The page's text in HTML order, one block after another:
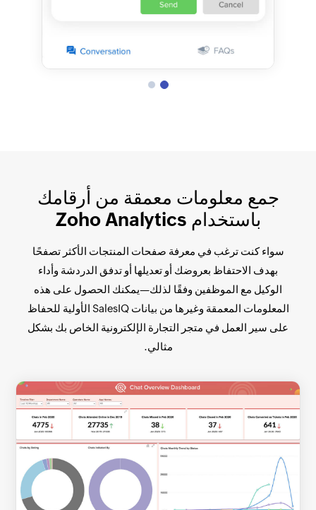
جمع معلومات معمقة من أرقامك
باستخدام Zoho Analytics
سواء كنت ترغب في معرفة صفحات المنتجات الأكثر تصفحًا
بهدف الاحتفاظ بعروضك أو تعديلها أو تدفق الدردشة وأداء
الوكيل مع الموظفين وفقًا لذلك—يمكنك الحصول على هذه
المعلومات المعمقة وغيرها من بيانات SalesIQ الأولية للحفاظ
على سير العمل في متجر التجارة الإلكترونية الخاص بك بشكل
مثالي.